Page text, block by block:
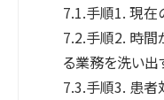
7.1.手順1. 現在
7.2.手順2. 時間
る業務を洗い出
7.3.手順3. 患者